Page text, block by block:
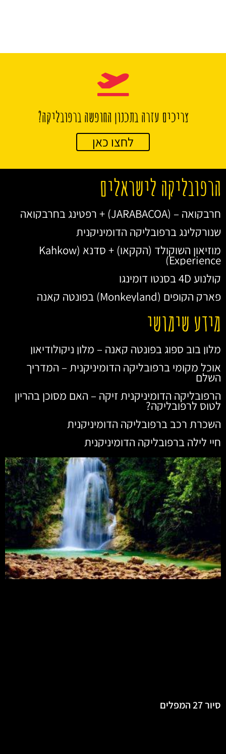
צריכים עזרה בתכנון החופשה ברפובליקה?
לחצו כאן
הרפובליקה לישראלים
חרבקואה – (JARABACOA) + רפטינג בחרבקואה
שנורקלינג ברפובליקה הדומיניקנית
מוזיאון השוקולד (הקקאו) + סדנא (Kahkow
Experience)
קולנוע 4D בסנטו דומינגו
פארק הקופים (Monkeyland) בפונטה קאנה
מידע שימושי
מלון בוב ספוג בפונטה קאנה – מלון ניקולודיאון
אוכל מקומי ברפובליקה הדומיניקנית – המדריך
השלם
הרפובליקה הדומיניקנית זיקה – האם מסוכן בהריון
לטוס לרפובליקה?
השכרת רכב ברפובליקה הדומיניקנית
חיי לילה ברפובליקה הדומיניקנית
סיור 27 המפלים